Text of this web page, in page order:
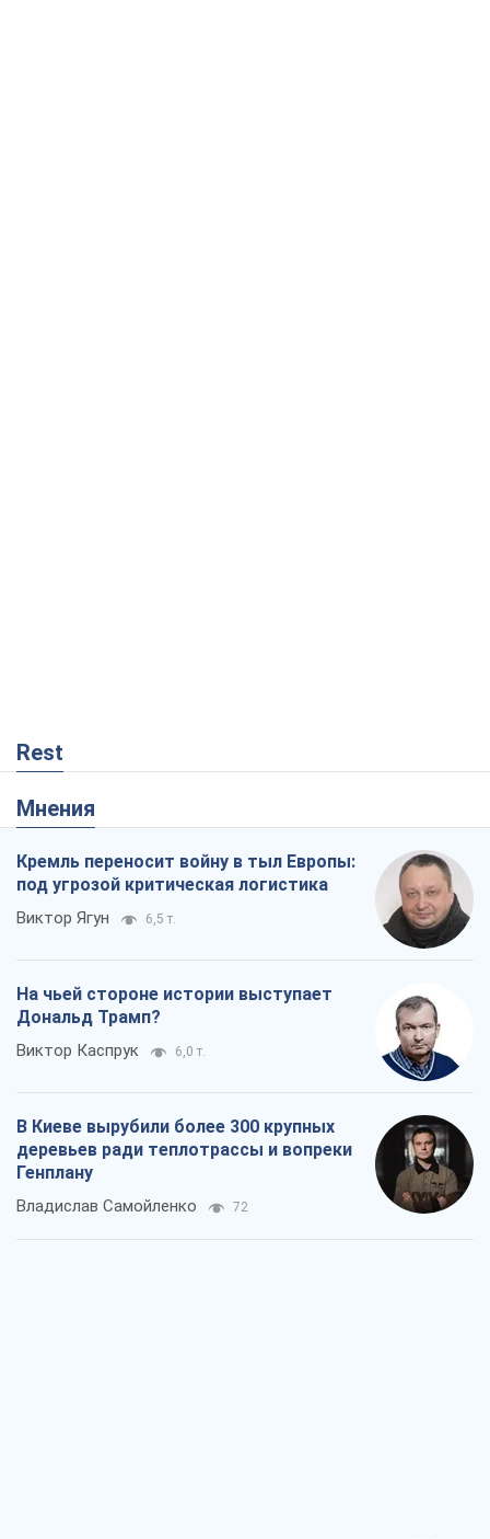
Rest
Мнения
Кремль переносит войну в тыл Европы:
под угрозой критическая логистика
Виктор Ягун 6,5 т.
На чьей стороне истории выступает
Дональд Трамп?
Виктор Каспрук 6,0 т.
В Киеве вырубили более 300 крупных
деревьев ради теплотрассы и вопреки
Генплану
Владислав Самойленко 72